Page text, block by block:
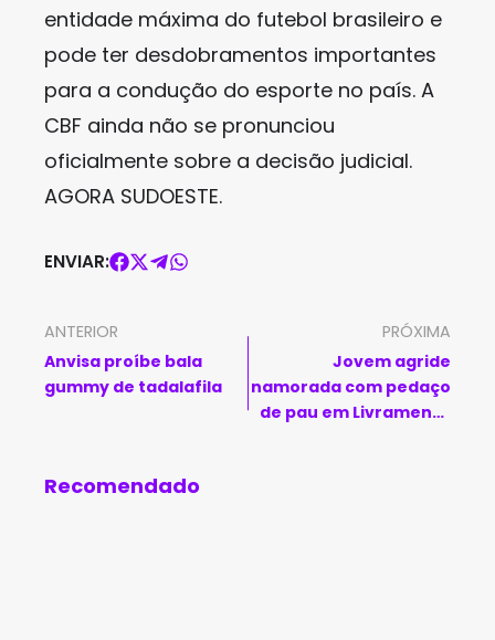
entidade máxima do futebol brasileiro e
pode ter desdobramentos importantes
para a condução do esporte no país. A
CBF ainda não se pronunciou
oficialmente sobre a decisão judicial.
AGORA SUDOESTE.
ENVIAR:
ANTERIOR
Anvisa proíbe bala
gummy de tadalafila
PRÓXIMA
Jovem agride
namorada com pedaço
de pau em Livramento
Recomendado